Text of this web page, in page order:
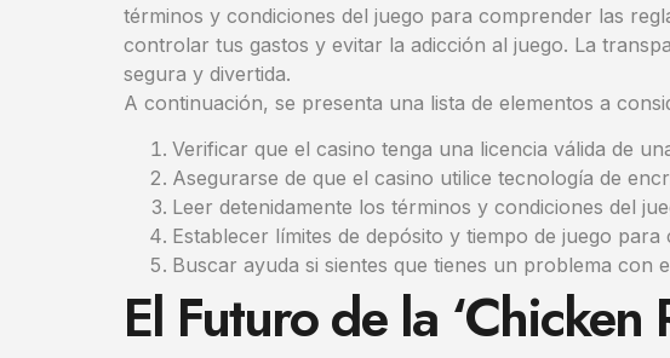
términos y condiciones del juego para comprender las
controlar tus gastos y evitar la adicción al juego. La
segura y divertida.
A continuación, se presenta una lista de elementos a
Verificar que el casino tenga una licencia válida de
Asegurarse de que el casino utilice tecnología de
Leer detenidamente los términos y condiciones del
Establecer límites de depósito y tiempo de juego
Buscar ayuda si sientes que tienes un problema con
El Futuro de la ‘Chicken